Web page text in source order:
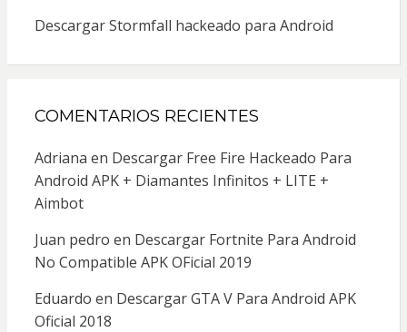
Descargar Stormfall hackeado para Android
COMENTARIOS RECIENTES
Adriana en Descargar Free Fire Hackeado Para
Android APK + Diamantes Infinitos + LITE +
Aimbot
Juan pedro en Descargar Fortnite Para Android
No Compatible APK OFicial 2019
Eduardo en Descargar GTA V Para Android APK
Oficial 2018